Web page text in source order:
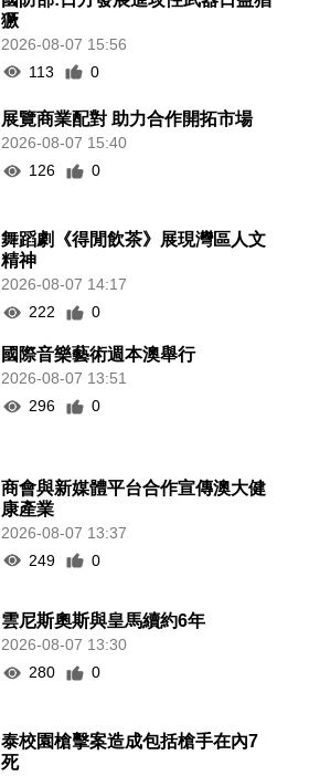
獗
2026-08-07 15:56
113
0
展覽商業配對 助力合作開拓市場
2026-08-07 15:40
126
0
舞蹈劇《得閒飲茶》展現灣區人文
精神
2026-08-07 14:17
222
0
國際音樂藝術週本澳舉行
2026-08-07 13:51
296
0
商會與新媒體平台合作宣傳澳大健
康產業
2026-08-07 13:37
249
0
雲尼斯奧斯與皇馬續約6年
2026-08-07 13:30
280
0
泰校園槍擊案造成包括槍手在內7
死